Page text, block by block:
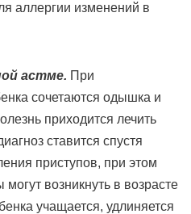
аллергии изменений в
астме. При
сочетаются одышка и
приходится лечить
ставится спустя
приступов, при этом
возникнуть в возрасте
учащается, удлиняется